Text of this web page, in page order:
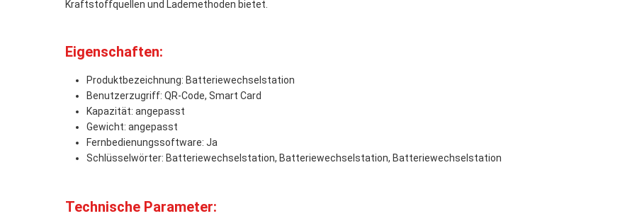
Kraftstoffquellen und Lademethoden bietet.
Eigenschaften:
Produktbezeichnung: Batteriewechselstation
Benutzerzugriff: QR-Code, Smart Card
Kapazität: angepasst
Gewicht: angepasst
Fernbedienungssoftware: Ja
Schlüsselwörter: Batteriewechselstation, Batteriewechselstation, Batteriewechselstation
Technische Parameter: